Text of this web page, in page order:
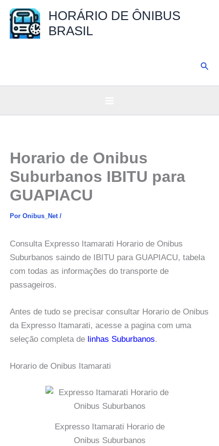
para
HORÁRIO DE ÔNIBUS
BRASIL
Horario de Onibus
Suburbanos IBITU para
GUAPIACU
Por Onibus_Net /
Consulta Expresso Itamarati Horario de Onibus
Suburbanos saindo de IBITU para GUAPIACU, tabela
com todas as informações do transporte de
passageiros.
Antes de tudo se precisar consultar Horario de Onibus
da Expresso Itamarati, acesse a pagina com uma
seleção completa de linhas Suburbanos.
Horario de Onibus Itamarati
Expresso Itamarati Horario de
Onibus Suburbanos